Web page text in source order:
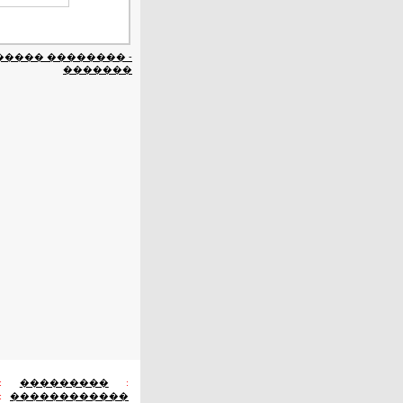
�������� -
�������
��������� :
������������